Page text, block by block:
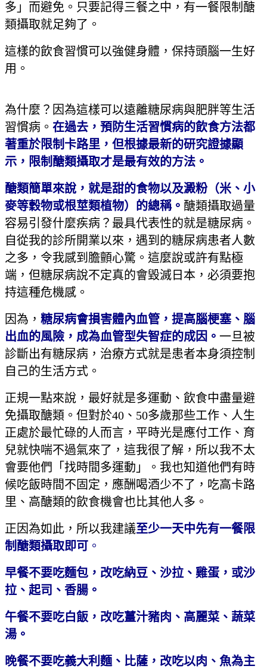
多」而避免。只要記得三餐之中，有一餐限制醣
類攝取就足夠了。
這樣的飲食習慣可以強健身體，保持頭腦一生好
用。
為什麼？因為這樣可以遠離糖尿病與肥胖等生活
習慣病。 在過去，預防生活習慣病的飲食方法都
著重於限制卡路里，但根據最新的研究證據顯
示，限制醣類攝取才是最有效的方法。
醣類簡單來說，就是甜的食物以及澱粉（米、小
麥等穀物或根莖類植物）的總稱。 醣類攝取過量
容易引發什麼疾病？最具代表性的就是糖尿病。
自從我的診所開業以來，遇到的糖尿病患者人數
之多，令我感到膽顫心驚。這麼說或許有點極
端，但糖尿病說不定真的會毀滅日本，必須要抱
持這種危機感。
因為， 糖尿病會損害體內血管，提高腦梗塞、腦
出血的風險，成為血管型失智症的成因。 一旦被
診斷出有糖尿病，治療方式就是患者本身須控制
自己的生活方式。
正規一點來說，最好就是多運動、飲食中盡量避
免攝取醣類。但對於40、50多歲那些工作、人生
正處於最忙碌的人而言，平時光是應付工作、育
兒就快喘不過氣來了，這我很了解，所以我不太
會要他們「找時間多運動」。我也知道他們有時
候吃飯時間不固定，應酬喝酒少不了，吃高卡路
里、高醣類的飲食機會也比其他人多。
正因為如此，所以我建議至少一天中先有一餐限
制醣類攝取即可 。
早餐不要吃麵包，改吃納豆、沙拉、雞蛋，或沙
拉、起司、香腸。
午餐不要吃白飯，改吃薑汁豬肉、高麗菜、蔬菜
湯。
晚餐不要吃義大利麵、比薩，改吃以肉、魚為主